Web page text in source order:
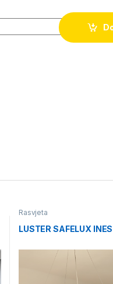
Rasvjeta
LUSTER SAFELUX INES